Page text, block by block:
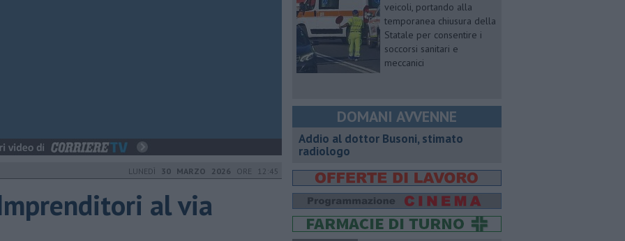
LUNEDÌ 30 MARZO 2026 ORE 12:45
al via
veicoli, portando alla
temporanea chiusura della
Statale per consentire i
soccorsi sanitari e
meccanici
DOMANI AVVENNE
Addio al dottor Busoni, stimato
radiologo